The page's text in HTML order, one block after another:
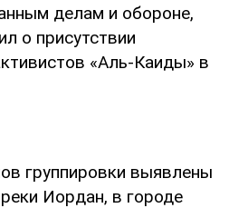
делам и обороне,
о присутствии
«Аль-Каиды» в
группировки выявлены
Иордан, в городе